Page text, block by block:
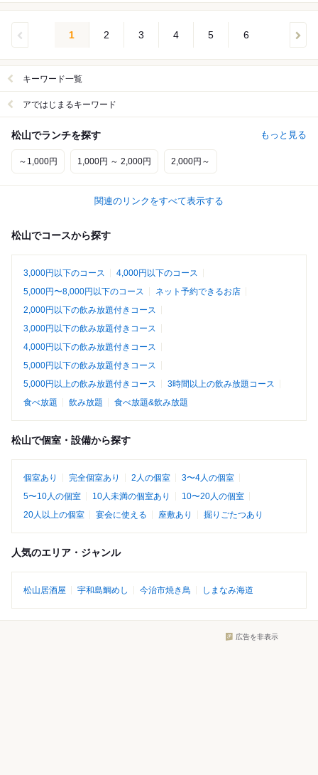
1 2 3 4 5 6
キーワード一覧
アではじまるキーワード
松山でランチを探す もっと見る
～1,000円 1,000円 ～ 2,000円 2,000円～
関連のリンクをすべて表示する
松山でコースから探す
3,000円以下のコース
4,000円以下のコース
5,000円〜8,000円以下のコース
ネット予約できるお店
2,000円以下の飲み放題付きコース
3,000円以下の飲み放題付きコース
4,000円以下の飲み放題付きコース
5,000円以下の飲み放題付きコース
5,000円以上の飲み放題付きコース
3時間以上の飲み放題コース
食べ放題
飲み放題 食べ放題&飲み放題
松山で個室・設備から探す
個室あり 完全個室あり 2人の個室
3〜4人の個室
5〜10人の個室
10人未満の個室あり
10〜20人の個室
20人以上の個室
宴会に使える 座敷あり 掘りごたつあり
人気のエリア・ジャンル
松山居酒屋 宇和島鯛めし 今治市焼き鳥 しまなみ海道
広告を非表示